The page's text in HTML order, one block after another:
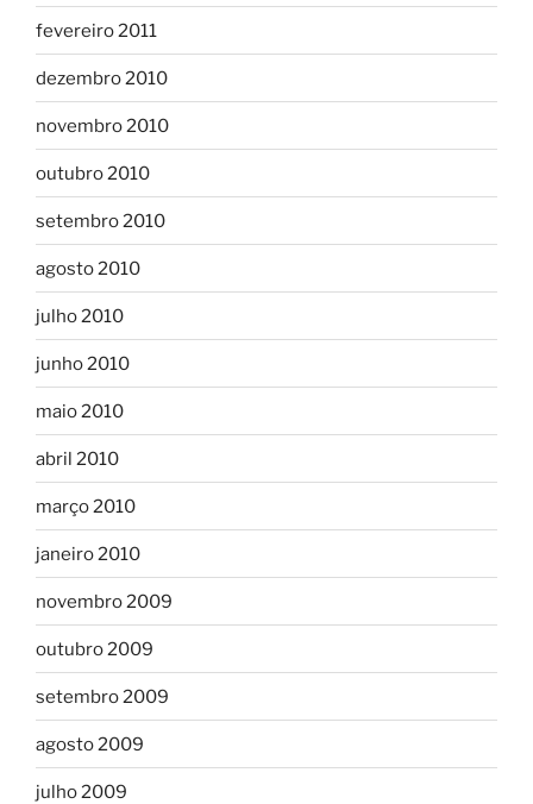
fevereiro 2011
dezembro 2010
novembro 2010
outubro 2010
setembro 2010
agosto 2010
julho 2010
junho 2010
maio 2010
abril 2010
março 2010
janeiro 2010
novembro 2009
outubro 2009
setembro 2009
agosto 2009
julho 2009